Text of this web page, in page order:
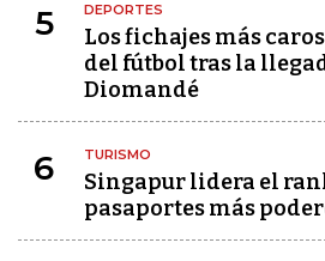
5 DEPORTES
Los fichajes más
del fútbol tras la
Diomandé
6 TURISMO
Singapur lidera el
pasaportes más